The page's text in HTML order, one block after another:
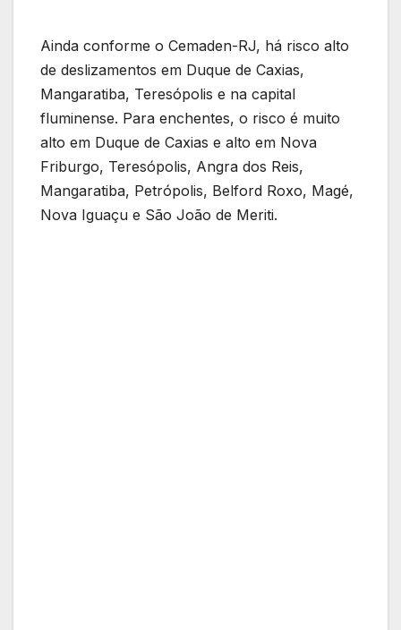
Ainda conforme o Cemaden-RJ, há risco alto
de deslizamentos em Duque de Caxias,
Mangaratiba, Teresópolis e na capital
fluminense. Para enchentes, o risco é muito
alto em Duque de Caxias e alto em Nova
Friburgo, Teresópolis, Angra dos Reis,
Mangaratiba, Petrópolis, Belford Roxo, Magé,
Nova Iguaçu e São João de Meriti.